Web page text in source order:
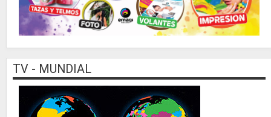
TV - MUNDIAL